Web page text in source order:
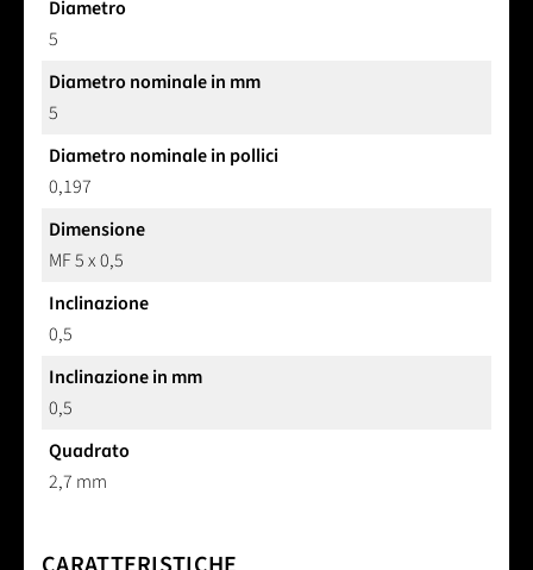
Diametro
5
Diametro nominale in mm
5
Diametro nominale in pollici
0,197
Dimensione
MF 5 x 0,5
Inclinazione
0,5
Inclinazione in mm
0,5
Quadrato
2,7 mm